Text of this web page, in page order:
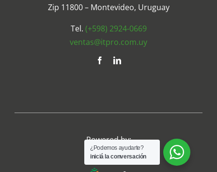
Zip 11800 – Montevideo, Uruguay
Tel. (+598) 2924-0669
ventas@itpro.com.uy
Powered by:
¿Podemos ayudarte?
iniciá la conversación